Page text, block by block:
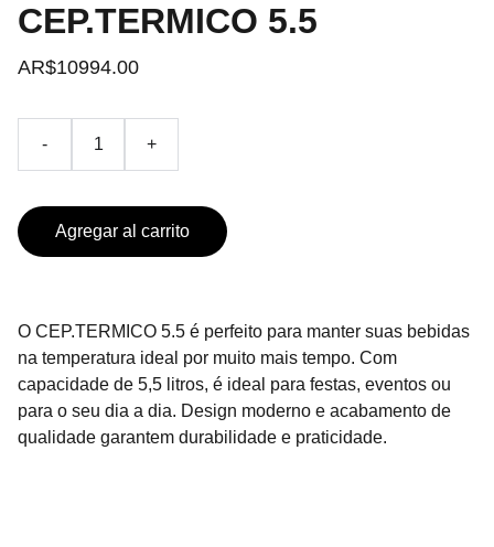
CEP.TERMICO 5.5
AR$10994.00
- +
Agregar al carrito
O CEP.TERMICO 5.5 é perfeito para manter suas bebidas
na temperatura ideal por muito mais tempo. Com
capacidade de 5,5 litros, é ideal para festas, eventos ou
para o seu dia a dia. Design moderno e acabamento de
qualidade garantem durabilidade e praticidade.